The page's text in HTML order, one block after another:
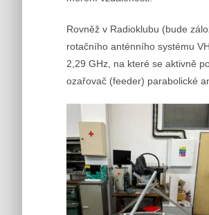
Rovněž v Radioklubu (bude
rotačního anténního systému
2,29 GHz, na které se aktivně
ozařovač (feeder) parabolické